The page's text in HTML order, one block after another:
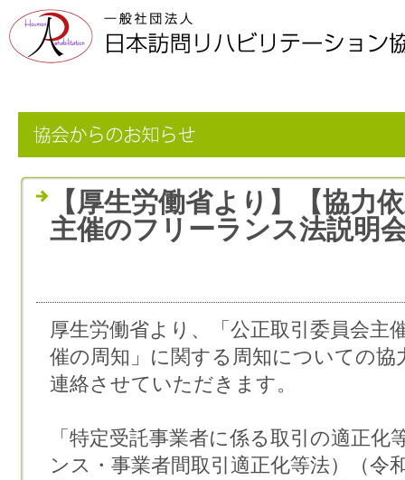
【厚生労働省より】【協力
主催のフリーランス法説明
厚生労働省より、「公正取引委員会主
催の周知」に関する周知についての
連絡させていただきます。
「特定受託事業者に係る取引の適正
ンス・事業者間取引適正化等法）（令